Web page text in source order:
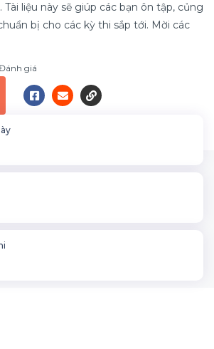
liệu này sẽ giúp các bạn ôn tập, củng
bị cho các kỳ thi sắp tới. Mời các
giá